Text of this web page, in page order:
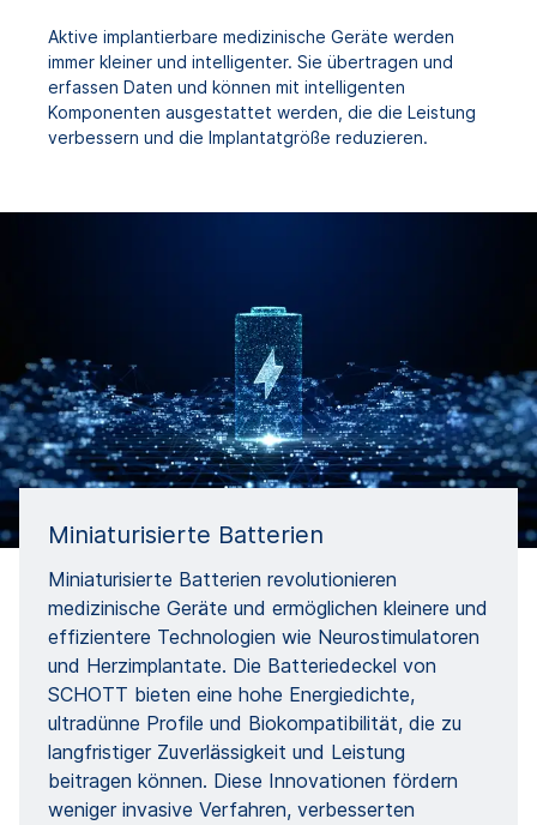
Aktive implantierbare medizinische Geräte werden
immer kleiner und intelligenter. Sie übertragen und
erfassen Daten und können mit intelligenten
Komponenten ausgestattet werden, die die Leistung
verbessern und die Implantatgröße reduzieren.
Miniaturisierte Batterien
Miniaturisierte Batterien revolutionieren
medizinische Geräte und ermöglichen kleinere und
effizientere Technologien wie Neurostimulatoren
und Herzimplantate. Die Batteriedeckel von
SCHOTT bieten eine hohe Energiedichte,
ultradünne Profile und Biokompatibilität, die zu
langfristiger Zuverlässigkeit und Leistung
beitragen können. Diese Innovationen fördern
weniger invasive Verfahren, verbesserten